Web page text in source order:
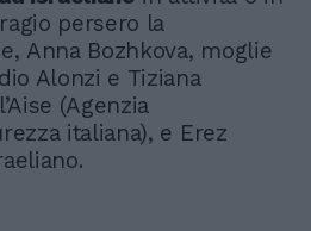
persero la
Anna Bozhkova, moglie
Alonzi e Tiziana
(Agenzia
italiana), e Erez